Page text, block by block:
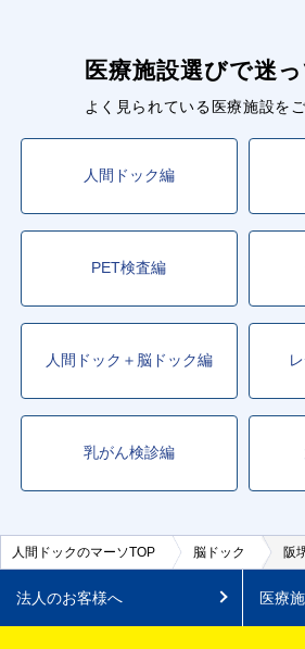
医療施設選びで迷
よく見られている医療施設を
人間ドック編
PET検査編
人間ドック＋脳ドック編
乳がん検診編
人間ドックのマーソTOP 脳ドック 阪
法人のお客様へ 医療